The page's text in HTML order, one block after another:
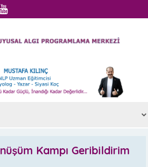
Kampı Geribildirim